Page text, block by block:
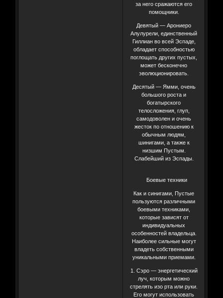
за него сражаются его
помощники.
Девятый — Арониеро
Алулурели, единственный
Гиллиан во всей Эспаде,
обладает способностью
поглощать других пустых,
может бесконечно
эволюционировать.
Десятый — Ямми, очень
большого роста и
богатырского
телосложения, глуп,
самодоволен и очень
жесток по отношению к
обычным людям,
шинигами, а также к
низшим Пустым.
Слабейший из Эспады.
Боевые техники
Как и синигами, Пустые
пользуются различными
боевыми техниками,
которые зависят от
индивидуальных
особенностей владельца.
Наиболее сильные могут
владеть собственными
уникальными приемами.
1. Сэро — энергетический
луч, которым можно
стрелять изо рта или руки.
Его могут использовать